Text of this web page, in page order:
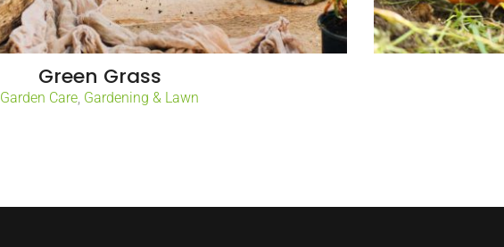
Green Grass
Garden Care, Gardening & Lawn